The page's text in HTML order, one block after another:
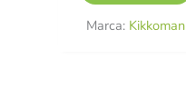
Marca: Kikkoman